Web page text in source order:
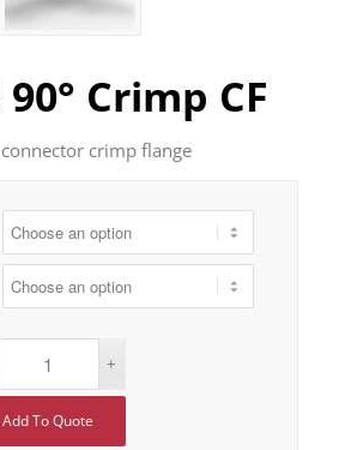
Crimp CF
crimp flange
Add To Quote